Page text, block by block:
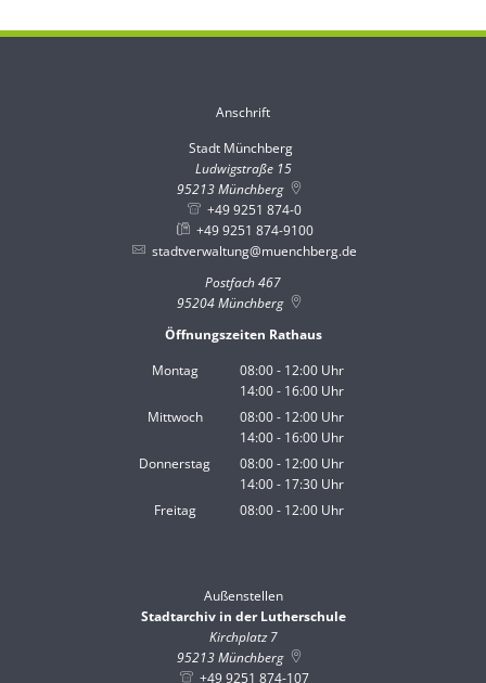
Anschrift
Stadt Münchberg
Ludwigstraße 15
95213Münchberg
+49 9251 874-0
+49 9251 874-9100
stadtverwaltung@muenchberg.de
Postfach 467
95204Münchberg
Öffnungszeiten Rathaus
Montag
08:00- 12:00 Uhr
Von 08:00 bis 12:00 Uhr
14:00- 16:00 Uhr
Von 14:00 bis 16:00 Uhr
Mittwoch 08:00- 12:00 Uhr
Von 08:00 bis 12:00 Uhr
14:00- 16:00 Uhr
Von 14:00 bis 16:00 Uhr
Donnerstag 08:00- 12:00 Uhr
Von 08:00 bis 12:00 Uhr
14:00- 17:30 Uhr
Von 14:00 bis 17:30 Uhr
Freitag 08:00- 12:00 Uhr
Außenstellen
Stadtarchiv in der Lutherschule
Kirchplatz 7
95213Münchberg
+49 9251 874-107